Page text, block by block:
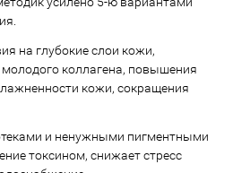
на глубокие слои кожи,
коллагена, повышения
кожи, сокращения
и ненужными пигментными
токсином, снижает стресс